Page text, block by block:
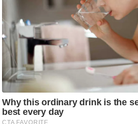
ब्यू
टी
/
फै
श
घ
रे